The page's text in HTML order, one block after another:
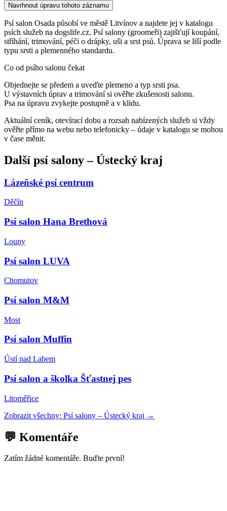
Navrhnout úpravu tohoto záznamu
Psí salon Osada působí ve městě Litvínov a najdete jej v katalogu
psích služeb na dogslife.cz. Psí salony (groomeři) zajišťují koupání,
stříhání, trimování, péči o drápky, uši a srst psů. Úprava se liší podle
typu srsti a plemenného standardu.
Co od psího salonu čekat
Objednejte se předem a uveďte plemeno a typ srsti psa.
U výstavních úprav a trimování si ověřte zkušenosti salonu.
Psa na úpravu zvykejte postupně a v klidu.
Aktuální ceník, otevírací dobu a rozsah nabízených služeb si vždy
ověřte přímo na webu nebo telefonicky – údaje v katalogu se mohou
v čase měnit.
Další psí salony–Ústecký kraj
Lázeňské psí centrum
Děčín
Psí salon Hana Brethová
Louny
Psí salon LUVA
Chomutov
Psí salon M&M
Most
Psí salon Muffin
Ústí nad Labem
Psí salon a školka Šťastnej pes
Litoměřice
Zobrazit všechny: Psí salony – Ústecký kraj →
💬 Komentáře
Zatím žádné komentáře. Buďte první!